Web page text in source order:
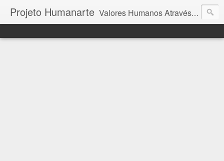
Projeto Humanarte Valores Humanos Através da Arte